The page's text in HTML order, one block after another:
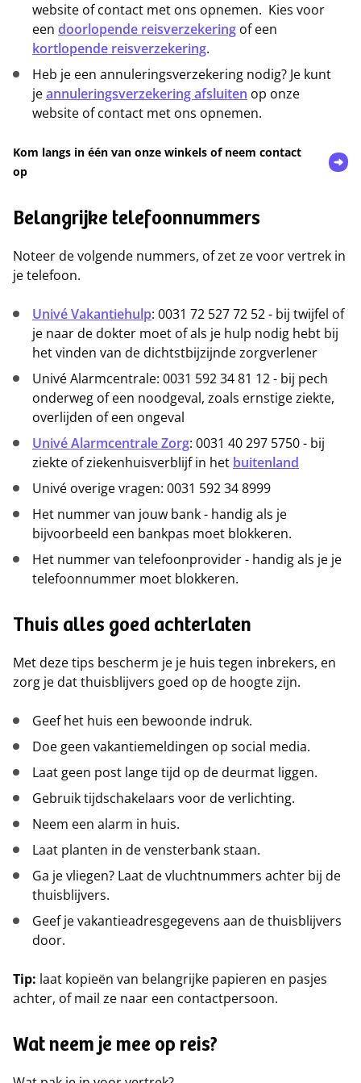
website of contact met ons opnemen. Kies voor
een doorlopende reisverzekering of een
kortlopende reisverzekering.
Heb je een annuleringsverzekering nodig? Je kunt
jeannuleringsverzekering afsluiten op onze
website of contact met ons opnemen.
Kom langs in één van onze winkels of neem contact
op
Belangrijke telefoonnummers
Noteer de volgende nummers, of zet ze voor vertrek in
je telefoon.
Univé Vakantiehulp: 0031 72 527 72 52 - bij twijfel of
je naar de dokter moet of als je hulp nodig hebt bij
het vinden van de dichtstbijzijnde zorgverlener
Univé Alarmcentrale: 0031 592 34 81 12 - bij pech
onderweg of een noodgeval, zoals ernstige ziekte,
overlijden of een ongeval
Univé Alarmcentrale Zorg: 0031 40 297 5750 - bij
ziekte of ziekenhuisverblijf in het buitenland
Univé overige vragen: 0031 592 34 8999
Het nummer van jouw bank - handig als je
bijvoorbeeld een bankpas moet blokkeren.
Het nummer van telefoonprovider - handig als je je
telefoonnummer moet blokkeren.
Thuis alles goed achterlaten
Met deze tips bescherm je je huis tegen inbrekers, en
zorg je dat thuisblijvers goed op de hoogte zijn.
Geef het huis een bewoonde indruk.
Doe geen vakantiemeldingen op social media.
Laat geen post lange tijd op de deurmat liggen.
Gebruik tijdschakelaars voor de verlichting.
Neem een alarm in huis.
Laat planten in de vensterbank staan.
Ga je vliegen? Laat de vluchtnummers achter bij de
thuisblijvers.
Geef je vakantieadresgegevens aan de thuisblijvers
door.
Tip: laat kopieën van belangrijke papieren en pasjes
achter, of mail ze naar een contactpersoon.
Wat neem je mee op reis?